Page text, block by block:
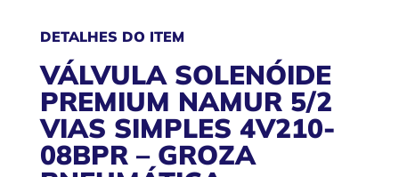
DETALHES DO ITEM
VÁLVULA SOLENÓIDE
PREMIUM NAMUR 5/2
VIAS SIMPLES 4V210-
08BPR – GROZA